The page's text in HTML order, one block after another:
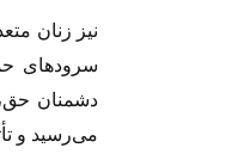
نیز زنان
سرودهای
دشمنان
می‌رسید و